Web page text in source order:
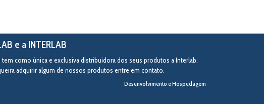
e a INTERLAB
tem como única e exclusiva distribuidora dos seus produtos a Interlab.
adquirir algum de nossos produtos entre em contato.
Desenvolvimento e Hospedagem